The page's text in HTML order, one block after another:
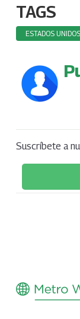
TAGS
ESTADOS UNIDOS
Suscríbete a